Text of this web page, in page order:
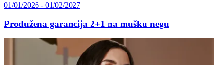
01/01/2026 - 01/02/2027
Produžena garancija 2+1 na mušku negu